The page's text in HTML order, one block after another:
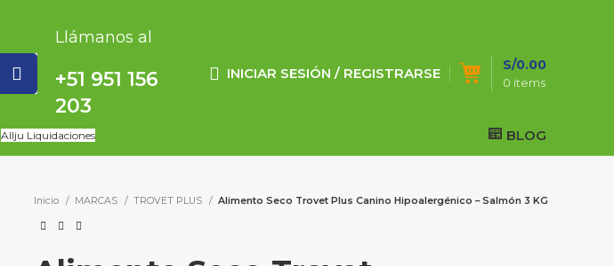
Llámanos al
+51 951 156
203
INICIAR SESIÓN / REGISTRARSE
0 items
S/0.00
Allju Liquidaciones BLOG
Inicio MARCAS TROVET PLUS Alimento Seco Trovet Plus Canino Hipoalergénico – Salmón 3 KG